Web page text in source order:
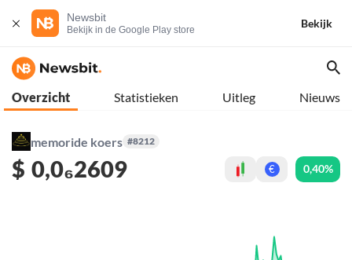
Newsbit
Bekijk in de Google Play store
Bekijk
Overzicht Statistieken Uitleg Nieuws
memoride koers #8212
$ 0,0₆2609 € 0,40%